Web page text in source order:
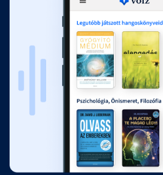
Második lépés
Fejezet hossza: 00:00:10
Második lépés – Alapvető
szükségleteid
Második lépés – Az erősebb
önbizalomhoz újfajta
megközelítés
Fejezet hossza: 00:04:52